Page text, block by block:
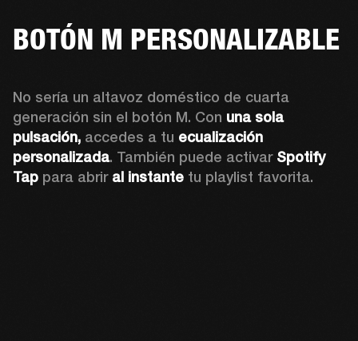
BOTÓN M PERSONALIZABLE
No sería un altavoz doméstico de cuarta
generación sin el botón M. Con una sola
pulsación, accedes a tu ecualización
personalizada. También puede activar Spotify
Tap para abrir al instante tu playlist favorita.